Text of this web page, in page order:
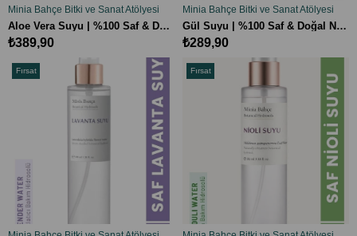
SEPETE EKLE
Minia Bahçe Bitki ve Sanat Atölyesi
Aloe Vera Suyu | %100 Saf & Doğal Nemlendirici Hidrosol, 100ml
₺389,90
SEPETE EKLE
Minia Bahçe Bitki ve Sanat Atölyesi
Gül Suyu | %100 Saf & Doğal Nemlendirici Hidrosol, 100ml
₺289,90
Fırsat
Fırsat